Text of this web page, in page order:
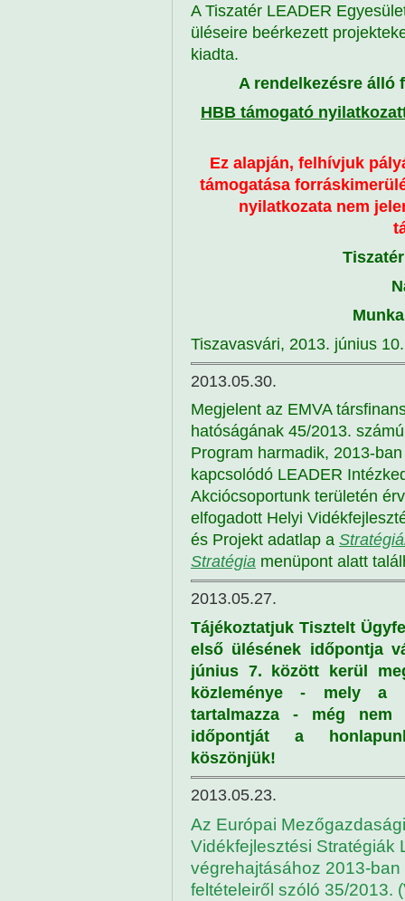
A Tiszatér LEADER
üléseire beérkezett
kiadta.
A rendelkezésre álló
HBB támogató
Ez alapján, felhívjuk
támogatása
nyilatkozata nem
Tiszavasvári, 2013. június 10.
2013.05.30.
Megjelent az EMVA
hatóságának 45/2013.
Program harmadik, 2013-
kapcsolódó LEADER
Akciócsoportunk területén
elfogadott Helyi
és Projekt adatlap a
Stratégia menüpont alatt
2013.05.27.
Tájékoztatjuk Tisztelt
első ülésének időpontja
június 7. között kerül
közleménye - mely a
tartalmazza - még
időpontját a
köszönjük!
2013.05.23.
Az Európai
Vidékfejlesztési Stratégiák
végrehajtásához 2013-
feltételeiről szóló 35/2013.